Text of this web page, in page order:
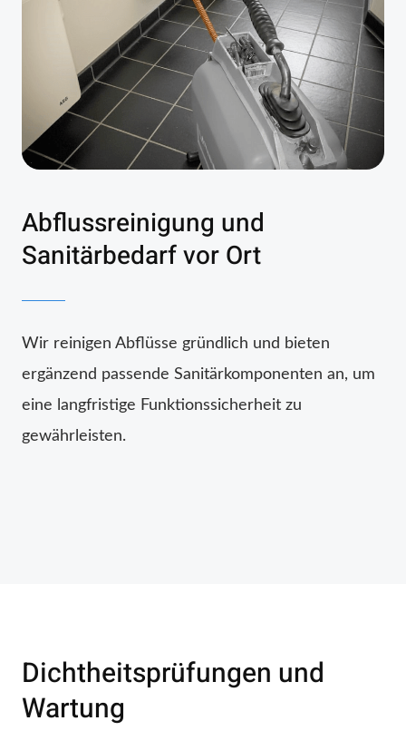
Abflussreinigung und
Sanitärbedarf vor Ort
Wir reinigen Abflüsse gründlich und bieten
ergänzend passende Sanitärkomponenten an, um
eine langfristige Funktionssicherheit zu
gewährleisten.
Dichtheitsprüfungen und
Wartung